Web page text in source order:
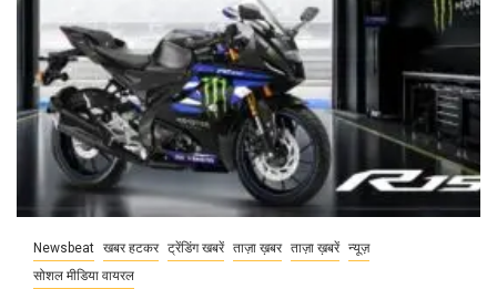
Newsbeat खबर हटकर ट्रेंडिंग खबरें ताज़ा ख़बर ताज़ा ख़बरें न्यूज़
सोशल मीडिया वायरल